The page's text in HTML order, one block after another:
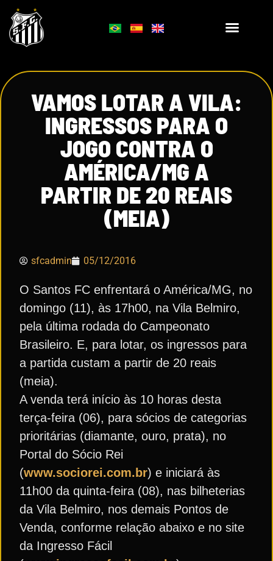
VAMOS LOTAR A VILA:
INGRESSOS PARA O
JOGO CONTRA O
AMÉRICA/MG A
PARTIR DE 20 REAIS
(MEIA)
sfcadmin 05/12/2016
O Santos FC enfrentará o América/MG, no
domingo (11), às 17h00, na Vila Belmiro,
pela última rodada do Campeonato
Brasileiro. E, para lotar, os ingressos para
a partida custam a partir de 20 reais
(meia).
A venda terá início às 10 horas desta
terça-feira (06), para sócios de categorias
prioritárias (diamante, ouro, prata), no
Portal do Sócio Rei
(www.sociorei.com.br) e iniciará às
11h00 da quinta-feira (08), nas bilheterias
da Vila Belmiro, nos demais Pontos de
Venda, conforme relação abaixo e no site
da Ingresso Fácil